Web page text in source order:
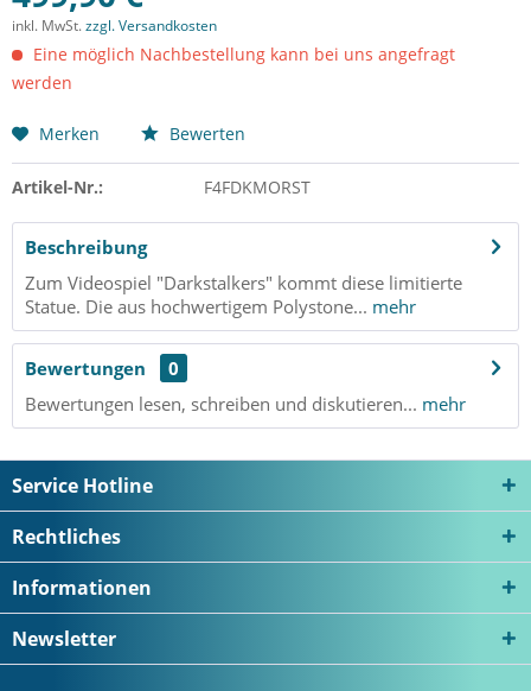
inkl. MwSt.zzgl. Versandkosten
Eine möglich Nachbestellung kann bei uns angefragt
werden
Merken Bewerten
Artikel-Nr.: F4FDKMORST
Beschreibung
Zum Videospiel "Darkstalkers" kommt diese limitierte
Statue. Die aus hochwertigem Polystone... mehr
Bewertungen
0
Bewertungen lesen, schreiben und diskutieren... mehr
Service Hotline
Rechtliches
Informationen
Newsletter